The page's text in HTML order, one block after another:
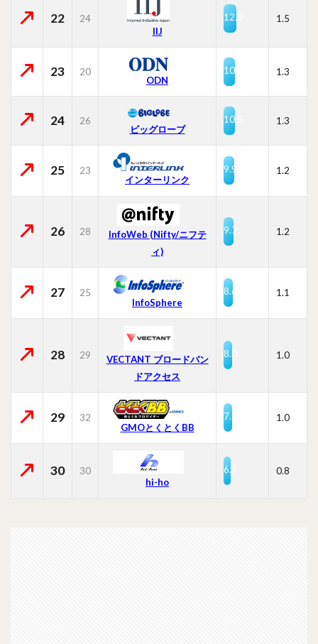
22
24
IIJ
12.1 1.5
23 20
ODN
10.6 1.3
24 26
ビッグローブ
10.5 1.3
25
23
インターリンク
9.9 1.2
26 28
InfoWeb (Nifty/ニフテ
ィ)
9.7 1.2
27
25
InfoSphere
8.6 1.1
28 29
VECTANT ブロードバン
ドアクセス
8.0 1.0
29
32
GMOとくとくBB
7.7 1.0
30
30
hi-ho
6.7 0.8